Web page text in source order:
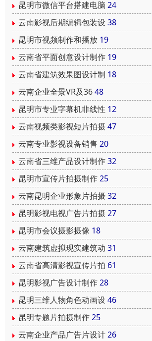
昆明市微信平台搭建电脑 24
云南影视后期编辑包装设 38
昆明市视频制作和播放 19
云南省平面创意设计制作 19
云南省建筑效果图设计制 18
云南企业全景VR及3648
昆明市专业字幕机非线性 12
云南视频类影视短片拍摄47
云南专业影视设备销售 20
云南省三维产品设计制作32
昆明市宣传片拍摄制作25
云南昆明企业形象片拍摄32
昆明影视电视广告片拍摄27
昆明市会议摄影摄像 18
云南建筑虚拟现实建筑动 31
云南省高清影视宣传片拍 61
昆明影视广告设计制作28
昆明三维人物角色动画设 46
昆明专题片拍摄制作25
云南企业产品广告片设计26